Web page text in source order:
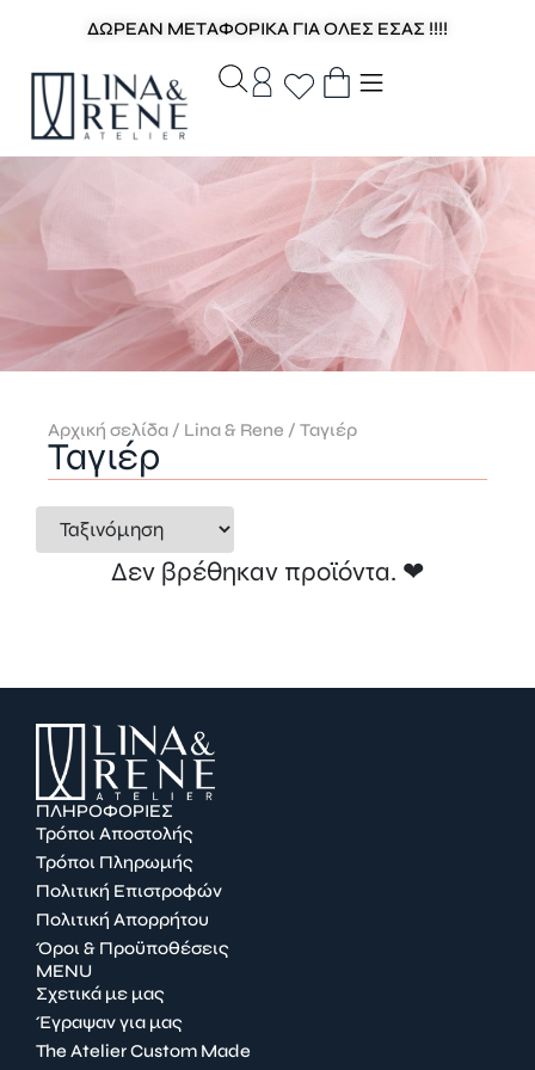
ΔΩΡΕΑΝ ΜΕΤΑΦΟΡΙΚΑ ΓΙΑ ΟΛΕΣ ΕΣΑΣ !!!!
Αρχική σελίδα / Lina & Rene / Ταγιέρ
Ταγιέρ
Δεν βρέθηκαν προϊόντα. ❤︎
ΠΛΗΡΟΦΟΡΙΕΣ
Τρόποι Αποστολής
Τρόποι Πληρωμής
Πολιτική Επιστροφών
Πολιτική Απορρήτου
Όροι & Προϋποθέσεις
MENU
Σχετικά με μας
Έγραψαν για μας
The Atelier Custom Made